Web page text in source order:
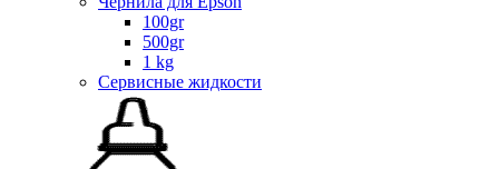
100gr
500gr
1 kg
Сервисные жидкости